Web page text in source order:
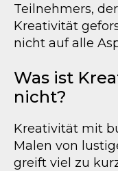
Teilnehmers,
Kreativität
nicht auf alle
Was ist
nicht?
Kreativität mit
Malen von
greift viel zu